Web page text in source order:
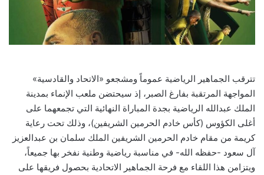
تترقب الجماهير الرياضية عموماً ومشجعو «الاتحاد والقادسية»
المواجهة المرتقبة بفارغ الصبر، إذ سيحتضن ملعب الإنماء بمدينة
الملك عبدالله الرياضية بجدة المباراة النهائية التي تجمعهما على
أغلى الكؤوس (كأس خادم الحرمين الشريفين)، وذلك تحت رعاية
كريمة من مقام خادم الحرمين الشريفين الملك سلمان بن عبدالعزيز
آل سعود -حفظه الله- في مناسبة رياضية وطنية نفخر بها جميعاً،
ويتزامن هذا اللقاء مع فرحة الجماهير الاتحادية بحصول فريقها على